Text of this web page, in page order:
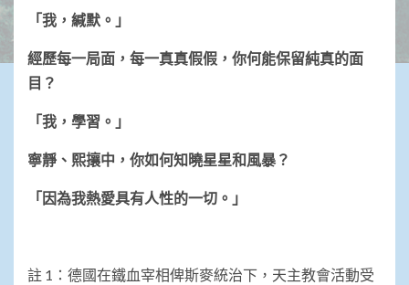
「我，緘默。」
經歷每一局面，每一真真假假，你何能保留純真的面
目？
「我，學習。」
寧靜、熙攘中，你如何知曉星星和風暴？
「因為我熱愛具有人性的一切。」
註 1：德國在鐵血宰相俾斯麥統治下，天主教會活動受